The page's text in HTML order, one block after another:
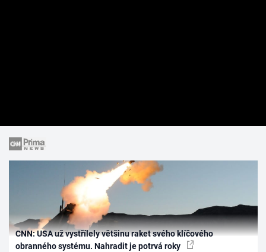
CNN: USA už vystřílely většinu raket svého klíčového
obranného systému. Nahradit je potrvá roky